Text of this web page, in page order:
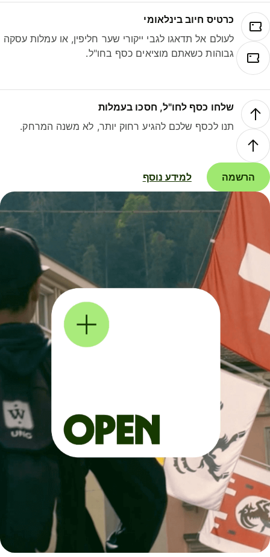
כרטיס חיוב בינלאומי
לעולם אל תדאגו לגבי ייקורי שער חליפין, או עמלות עסקה
גבוהות כשאתם מוציאים כסף בחו"ל.
שלחו כסף לחו"ל, חסכו בעמלות
תנו לכסף שלכם להגיע רחוק יותר, לא משנה המרחק.
הרשמה למידע נוסף